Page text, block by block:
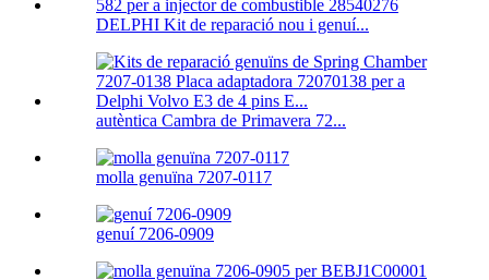
DELPHI Kit de reparació nou i genuí...
autèntica Cambra de Primavera 72...
molla genuïna 7207-0117
genuí 7206-0909